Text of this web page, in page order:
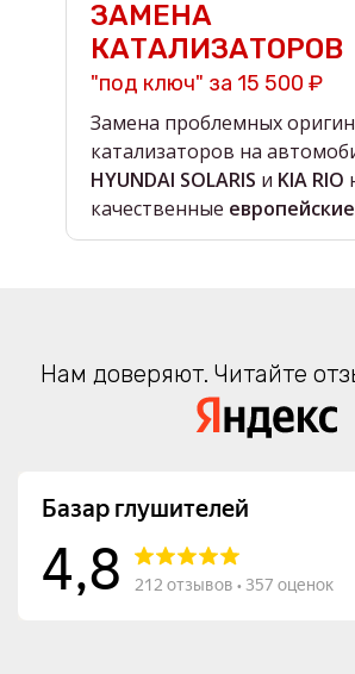
ЗАМЕНА
КАТАЛИЗАТОРОВ
"под ключ" за 15 500 ₽
Замена проблемных
катализаторов на
HYUNDAI SOLARIS и KIA RIO
качественные
Нам доверяют. Читайте